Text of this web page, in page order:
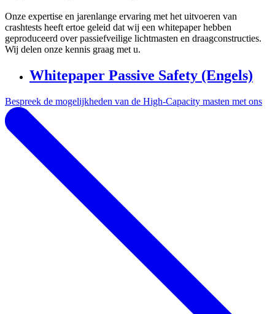
Onze expertise en jarenlange ervaring met het uitvoeren van
crashtests heeft ertoe geleid dat wij een whitepaper hebben
geproduceerd over passiefveilige lichtmasten en draagconstructies.
Wij delen onze kennis graag met u.
Whitepaper Passive Safety (Engels)
Bespreek de mogelijkheden van de High-Capacity masten met ons